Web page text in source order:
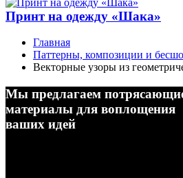
Принт на одежду «Шака»
Главная
Паттерны, композиции и
Векторные узоры из
Мы предлагаем
материалы для воплощения
ваших идей